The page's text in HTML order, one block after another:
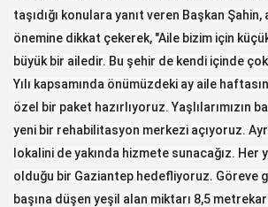
taşıdığı konulara yanıt veren Başkan Şahin,
önemine dikkat çekerek, "Aile bizim için
büyük bir ailedir. Bu şehir de kendi içinde
Yılı kapsamında önümüzdeki ay aile
özel bir paket hazırlıyoruz. Yaşlılarımızın
yeni bir rehabilitasyon merkezi açıyoruz.
lokalini de yakında hizmete sunacağız. Her
olduğu bir Gaziantep hedefliyoruz. Göreve
başına düşen yeşil alan miktarı 8,5